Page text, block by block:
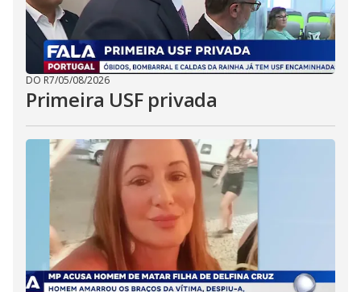
DO R7/05/08/2026
Primeira USF privada